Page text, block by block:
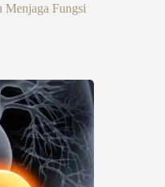
Fungsi